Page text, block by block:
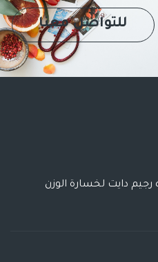
للتواصل معنا
دايت لخسارة الوزن